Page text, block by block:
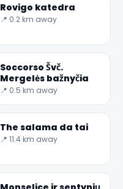
Rovigo katedra
📍 0.2 km away
Soccorso Švč.
Mergelės bažnyčia
📍 0.5 km away
The salama da tai
📍 11.4 km away